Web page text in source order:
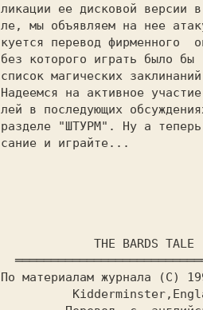
ликации ее дисковой версии
ле, мы объявляем на нее
куется перевод фирменного
без которого играть было
список магических
Надеемся на активное
лей в последующих
разделе
"ШТУРМ" . Ну а
сание и играйте...
По материалам журнала (C)